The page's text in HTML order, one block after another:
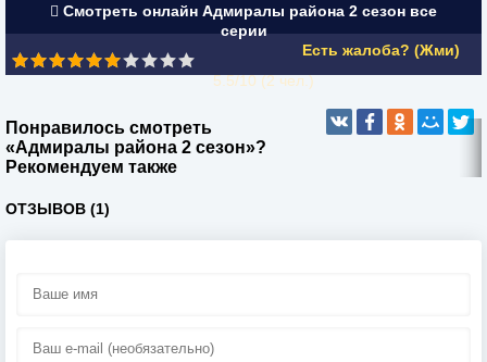
Смотреть онлайн Адмиралы района 2 сезон все
серии
Есть жалоба? (Жми)
5.5/10 (2чел.)
Понравилось смотреть
«Адмиралы района 2 сезон»?
Рекомендуем также
ОТЗЫВОВ (1)